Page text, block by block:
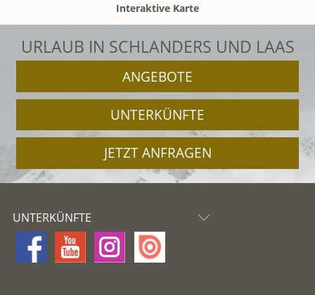
Interaktive Karte
URLAUB IN SCHLANDERS UND LAAS
ANGEBOTE
UNTERKÜNFTE
JETZT ANFRAGEN
UNTERKÜNFTE